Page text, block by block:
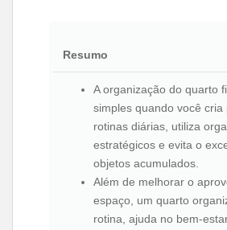
Resumo
A organização do quarto
simples quando você cria
rotinas diárias, utiliza
estratégicos e evita o
objetos acumulados.
Além de melhorar o
espaço, um quarto
rotina, ajuda no bem-